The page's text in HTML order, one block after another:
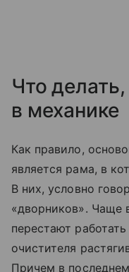
Что
в механике
Как правило,
является рама, в
В них, условно
«дворников». Чаще
перестают
очистителя
Причем в